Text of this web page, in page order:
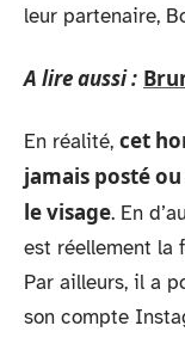
leur partenaire,
A lire aussi :
En réalité, cet
jamais posté
le visage. En
est réellement la
Par ailleurs, il a
son compte